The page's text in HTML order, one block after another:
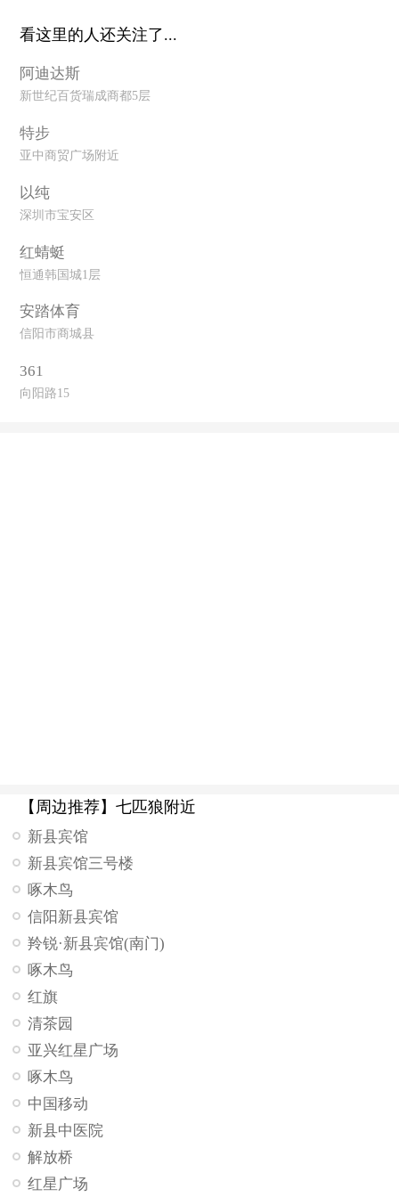
看这里的人还关注了...
阿迪达斯
新世纪百货瑞成商都5层
特步
亚中商贸广场附近
以纯
深圳市宝安区
红蜻蜓
恒通韩国城1层
安踏体育
信阳市商城县
361
向阳路15
【周边推荐】七匹狼附近
新县宾馆
新县宾馆三号楼
啄木鸟
信阳新县宾馆
羚锐·新县宾馆(南门)
啄木鸟
红旗
清茶园
亚兴红星广场
啄木鸟
中国移动
新县中医院
解放桥
红星广场